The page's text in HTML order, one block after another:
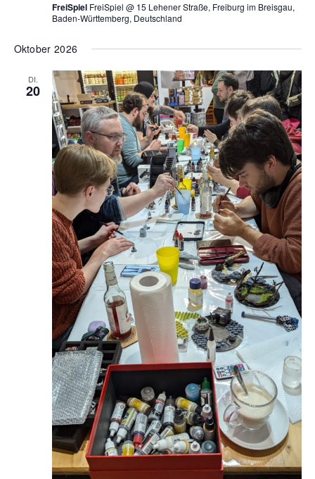
FreiSpiel FreiSpiel @ 15 Lehener Straße, Freiburg im Breisgau,
Baden-Württemberg, Deutschland
Oktober 2026
DI.
20